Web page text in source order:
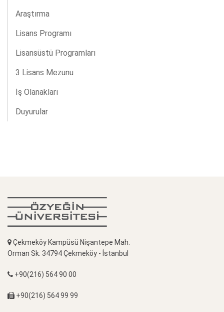
Araştırma
Lisans Programı
Lisansüstü Programları
3 Lisans Mezunu
İş Olanakları
Duyurular
Çekmeköy Kampüsü Nişantepe Mah.
Orman Sk. 34794 Çekmeköy - İstanbul
+90(216) 564 90 00
+90(216) 564 99 99